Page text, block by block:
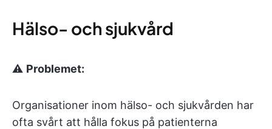
Hälso- och sjukvård
⚠️ Problemet:
Organisationer inom hälso- och sjukvården har
ofta svårt att hålla fokus på patienterna